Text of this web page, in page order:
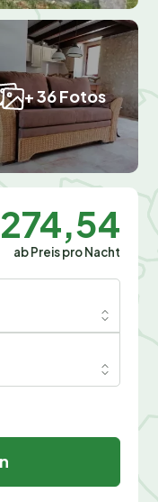
+ 36 Fotos
ab Preis pro Nacht